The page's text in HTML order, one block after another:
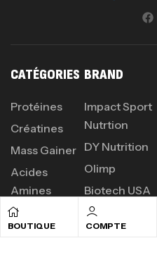
BOUTIQUE COMPTE
CATÉGORIES
Protéines
Créatines
Mass Gainer
Acides
Amines
BRAND
Impact Sport
Nutrtion
DY Nutrition
Olimp
Biotech USA